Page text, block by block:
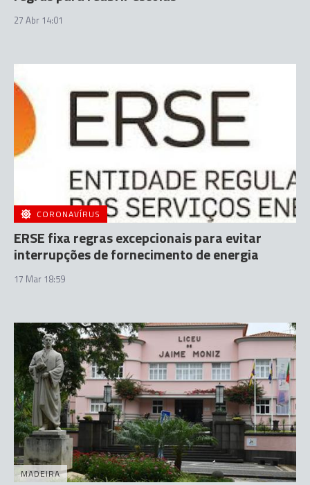
27 Abr 14:01
CORONAVÍRUS
ERSE fixa regras excepcionais para evitar
interrupções de fornecimento de energia
17 Mar 18:59
MADEIRA